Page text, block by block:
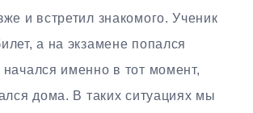
и встретил знакомого. Ученик
а на экзамене попался
именно в тот момент,
дома. В таких ситуациях мы